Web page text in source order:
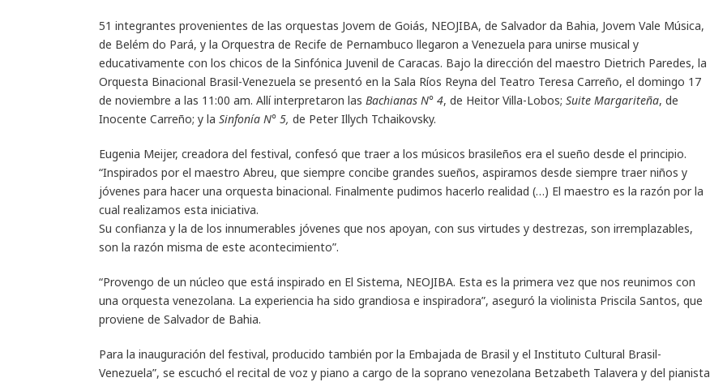
51 integrantes provenientes de las orquestas Jovem de Goiás, NEOJIBA, de Salvador da Bahia, Jovem Vale Música,
de Belém do Pará, y la Orquestra de Recife de Pernambuco llegaron a Venezuela para unirse musical y
educativamente con los chicos de la Sinfónica Juvenil de Caracas. Bajo la dirección del maestro Dietrich Paredes, la
Orquesta Binacional Brasil-Venezuela se presentó en la Sala Ríos Reyna del Teatro Teresa Carreño, el domingo 17
de noviembre a las 11:00 am. Allí interpretaron las Bachianas N° 4, de Heitor Villa-Lobos; Suite Margariteña, de
Inocente Carreño; y la Sinfonía N° 5, de Peter Illych Tchaikovsky.
Eugenia Meijer, creadora del festival, confesó que traer a los músicos brasileños era el sueño desde el principio.
“Inspirados por el maestro Abreu, que siempre concibe grandes sueños, aspiramos desde siempre traer niños y
jóvenes para hacer una orquesta binacional. Finalmente pudimos hacerlo realidad (…) El maestro es la razón por la
cual realizamos esta iniciativa.
Su confianza y la de los innumerables jóvenes que nos apoyan, con sus virtudes y destrezas, son irremplazables,
son la razón misma de este acontecimiento”.
“Provengo de un núcleo que está inspirado en El Sistema, NEOJIBA. Esta es la primera vez que nos reunimos con
una orquesta venezolana. La experiencia ha sido grandiosa e inspiradora”, aseguró la violinista Priscila Santos, que
proviene de Salvador de Bahia.
Para la inauguración del festival, producido también por la Embajada de Brasil y el Instituto Cultural Brasil-
Venezuela”, se escuchó el recital de voz y piano a cargo de la soprano venezolana Betzabeth Talavera y del pianista